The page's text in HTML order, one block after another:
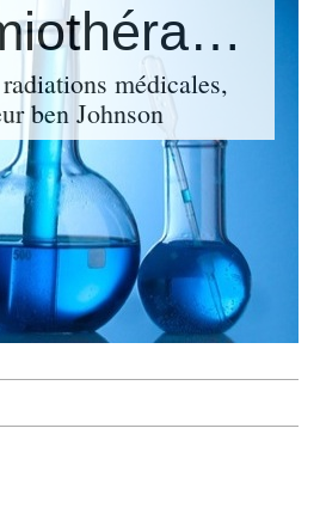
Le cancer sur ordonnances, chimiothérapies, radiothérapie et solutions alternatives naturelles
médicales,
ben Johnson